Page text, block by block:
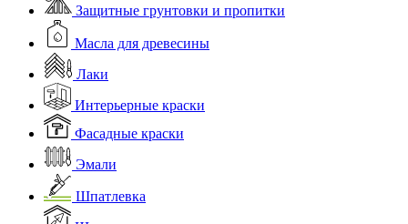
Защитные грунтовки и пропитки
Масла для древесины
Лаки
Интерьерные краски
Фасадные краски
Эмали
Шпатлевка